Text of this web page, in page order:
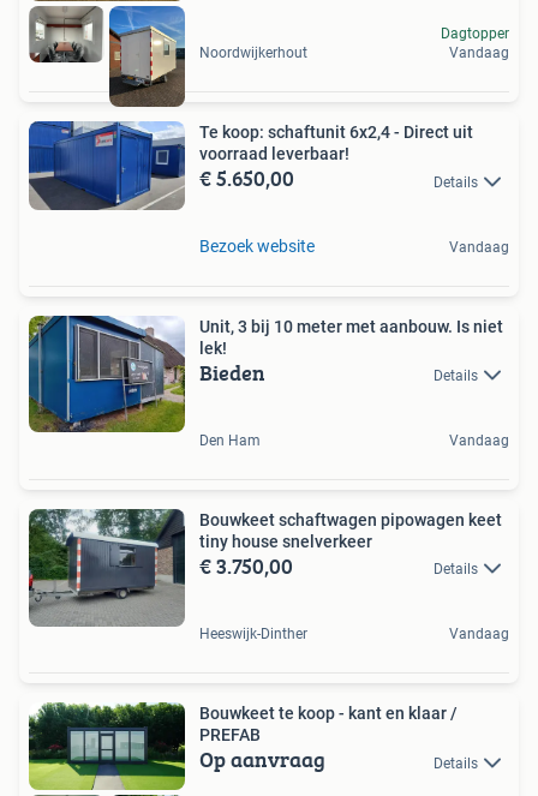
Noordwijkerhout
Dagtopper
Vandaag
Te koop: schaftunit 6x2,4 - Direct uit
voorraad leverbaar!
€ 5.650,00 Details
Bezoek website Vandaag
Unit, 3 bij 10 meter met aanbouw. Is niet
lek!
Bieden Details
Den Ham Vandaag
Bouwkeet schaftwagen pipowagen keet
tiny house snelverkeer
€ 3.750,00 Details
Heeswijk-Dinther Vandaag
Bouwkeet te koop - kant en klaar /
PREFAB
Op aanvraag Details